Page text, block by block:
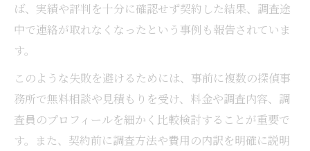
ば、実績や評判を十分に確認せず契約した結果、調査途
中で連絡が取れなくなったという事例も報告されていま
す。
このような失敗を避けるためには、事前に複数の探偵事
務所で無料相談や見積もりを受け、料金や調査内容、調
査員のプロフィールを細かく比較検討することが重要で
す。また、契約前に調査方法や費用の内訳を明確に説明